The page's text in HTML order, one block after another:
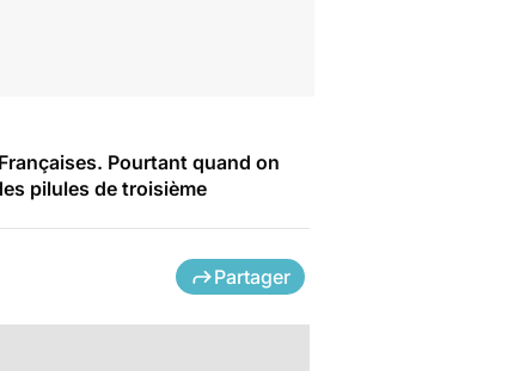
Pourtant quand on
pilules de troisième
Partager